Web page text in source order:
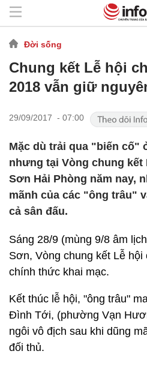
Đời sống
Chung kết Lễ hội
2018 vẫn giữ
29/09/2017 - 07:00
Mặc dù trải qua "biến cố"
nhưng tại Vòng chung
Sơn Hải Phòng năm nay,
mãnh của các "ông trâu"
cả sân đấu.
Sáng 28/9 (mùng 9/8 âm
Sơn, Vòng chung kết Lễ hội
chính thức khai mạc.
Kết thúc lễ hội, "ông trâu"
Đình Tới, (phường Vạn
ngôi vô địch sau khi dũng
đối thủ.